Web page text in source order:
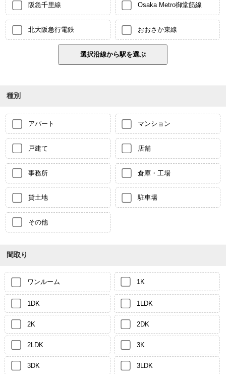
阪急千里線 Osaka Metro御堂筋線
北大阪急行電鉄 おおさか東線
種別
アパート マンション
戸建て 店舗
事務所 倉庫・工場
貸土地 駐車場
その他
間取り
ワンルーム 1K
1DK 1LDK
2K 2DK
2LDK 3K
3DK 3LDK